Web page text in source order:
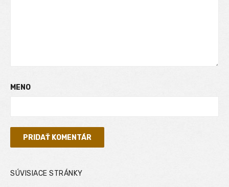
MENO
SÚVISIACE STRÁNKY